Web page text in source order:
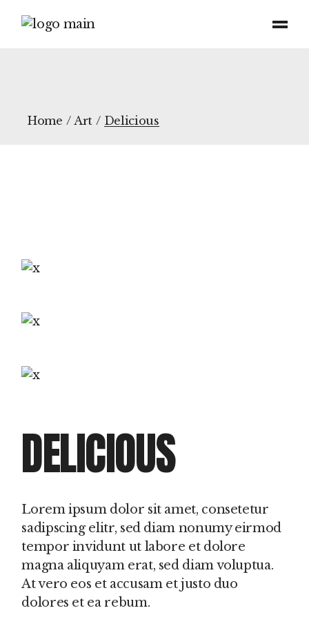
Home Art Delicious
DELICIOUS
Lorem ipsum dolor sit amet, consetetur
sadipscing elitr, sed diam nonumy eirmod
tempor invidunt ut labore et dolore
magna aliquyam erat, sed diam voluptua.
At vero eos et accusam et justo duo
dolores et ea rebum.